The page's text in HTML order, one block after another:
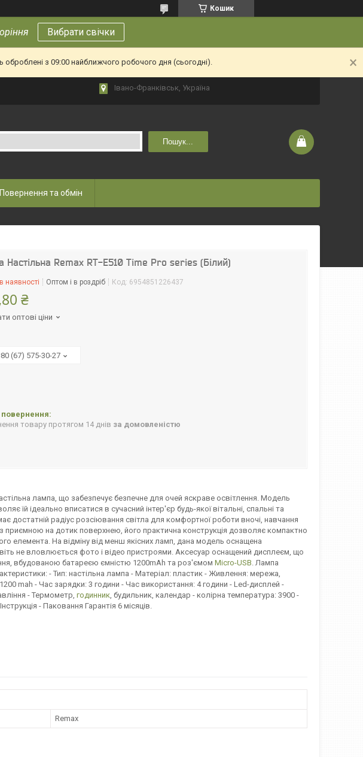
Кошик
Вибрати свічки
з 09:00 найближчого робочого дня (сьогодні).
Івано-Франківськ, Україна
Пошук...
Повернення та обмін
Настільна Remax RT-E510 Time Pro series (Бiлий)
наявності Оптом і в роздріб Код: 6954851226437
₴
оптові ціни
(67) 575-30-27
товару протягом 14 днів за домовленістю
лампа, що забезпечує безпечне для очей яскраве освітлення. Модель
їй ідеально вписатися в сучасний інтер'єр будь-якої вітальні, спальні та
достатній радіус розсіювання світла для комфортної роботи вночі, навчання
приємною на дотик поверхнею, його практична конструкція дозволяє компактно
елемента. На відміну від менш якісних ламп, дана модель оснащена
не вловлюється фото і відео пристроями. Аксесуар оснащений дисплеєм, що
вбудованою батареєю ємністю 1200mAh та роз'ємом Micro-USB. Лампа
- Тип: настільна лампа - Матеріал: пластик - Живлення: мережа,
mah - Час зарядки: 3 години - Час використання: 4 години - Led-дисплей -
- Термометр, годинник, будильник, календар - колірна температура: 3900 -
- Паковання Гарантія 6 місяців.
Remax